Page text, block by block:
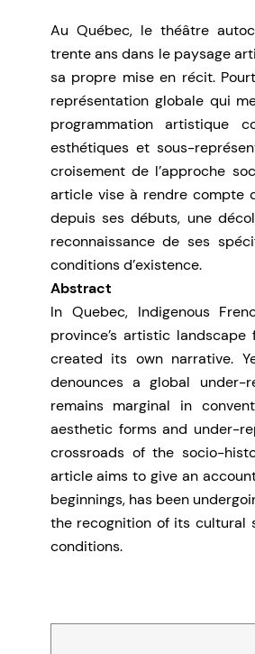
Au Québec, le théâtre
trente ans dans le paysage
sa propre mise en récit.
représentation globale qui
programmation artistique
esthétiques et sous-
croisement de l’approche
article vise à rendre compte
depuis ses débuts, une
reconnaissance de ses
conditions d’existence.
Abstract
In Quebec, Indigenous
province’s artistic
created its own narrative.
denounces a global under-
remains marginal in
aesthetic forms and under-
crossroads of the socio-
article aims to give an
beginnings, has been
the recognition of its cultural
conditions.